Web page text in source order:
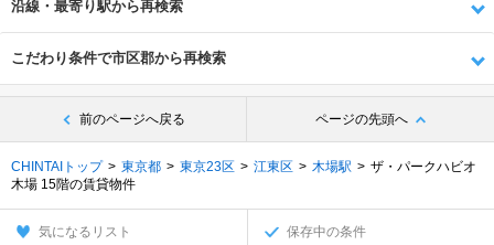
沿線・最寄り駅から再検索
こだわり条件で市区郡から再検索
前のページへ戻る ページの先頭へ
CHINTAIトップ 東京都 東京23区 江東区 木場駅
ザ・パークハビオ
木場 15階の賃貸物件
気になるリスト 保存中の条件